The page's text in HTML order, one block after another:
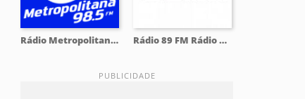
Rádio Metropolitana 98.5 FM Rádio 89 FM Rádio Rock